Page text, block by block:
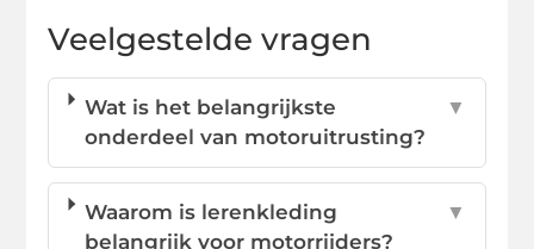
Veelgestelde vragen
Wat is het belangrijkste
onderdeel van motoruitrusting?
▼
Waarom is lerenkleding
belangrijk voor motorrijders?
▼